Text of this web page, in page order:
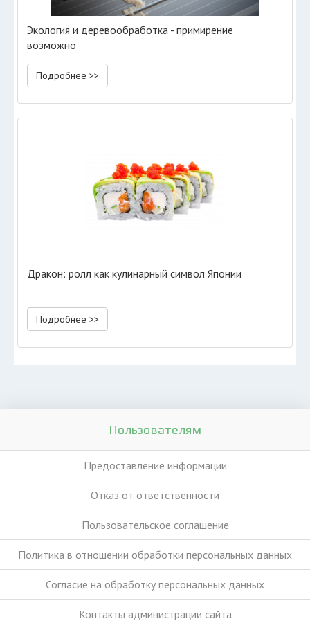
Экология и деревообработка - примирение
возможно
Подробнее >>
Дракон: ролл как кулинарный символ Японии
Подробнее >>
Пользователям
Предоставление информации
Отказ от ответственности
Пользовательское соглашение
Политика в отношении обработки персональных данных
Согласие на обработку персональных данных
Контакты администрации сайта